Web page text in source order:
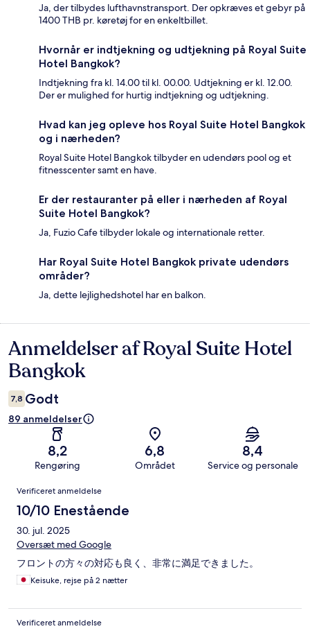
Ja, der tilbydes lufthavnstransport. Der opkræves et gebyr på
1400 THB pr. køretøj for en enkeltbillet.
Hvornår er indtjekning og udtjekning på Royal Suite
Hotel Bangkok?
Indtjekning fra kl. 14.00 til kl. 00.00. Udtjekning er kl. 12.00.
Der er mulighed for hurtig indtjekning og udtjekning.
Hvad kan jeg opleve hos Royal Suite Hotel Bangkok
og i nærheden?
Royal Suite Hotel Bangkok tilbyder en udendørs pool og et
fitnesscenter samt en have.
Er der restauranter på eller i nærheden af Royal
Suite Hotel Bangkok?
Ja, Fuzio Cafe tilbyder lokale og internationale retter.
Har Royal Suite Hotel Bangkok private udendørs
områder?
Ja, dette lejlighedshotel har en balkon.
Anmeldelser
Anmeldelser af Royal Suite Hotel
Bangkok
7,8 Godt
89 anmeldelser
8,2
Rengøring
6,8
Området
8,4
Service og personale
Anmeldelser
Verificeret anmeldelse
10/10 Enestående
30. jul. 2025
Oversæt med Google
フロントの方々の対応も良く、非常に満足できました。
Keisuke, rejse på 2 nætter
Verificeret anmeldelse